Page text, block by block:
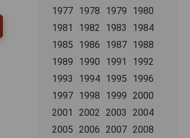
1977 1978 1979
1980
1981
1982 1983
1984
1985
1986 1987 1988
1989
1990 1991
1992
1993
1994 1995
1996
1997 1998 1999
2000
2001
2002 2003
2004
2005
2006 2007 2008